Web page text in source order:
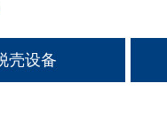
壳设备